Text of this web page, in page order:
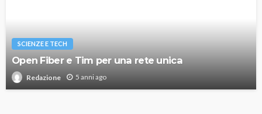
SCIENZE E TECH
Open Fiber e Tim per una rete unica
Redazione 5 anni ago